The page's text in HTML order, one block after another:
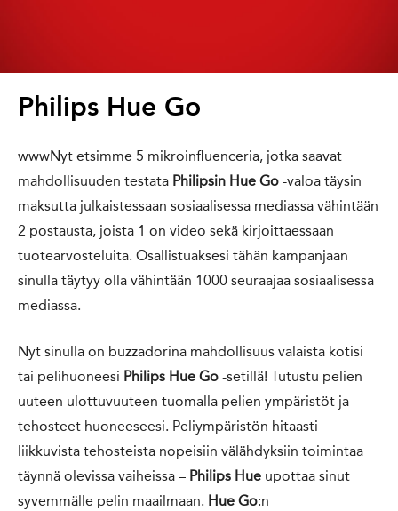
Philips Hue Go
wwwNyt etsimme 5 mikroinfluenceria, jotka saavat
mahdollisuuden testata Philipsin Hue Go -valoa täysin
maksutta julkaistessaan sosiaalisessa mediassa vähintään
2 postausta, joista 1 on video sekä kirjoittaessaan
tuotearvosteluita. Osallistuaksesi tähän kampanjaan
sinulla täytyy olla vähintään 1000 seuraajaa sosiaalisessa
mediassa.
Nyt sinulla on buzzadorina mahdollisuus valaista kotisi
tai pelihuoneesi Philips Hue Go -setillä! Tutustu pelien
uuteen ulottuvuuteen tuomalla pelien ympäristöt ja
tehosteet huoneeseesi. Peliympäristön hitaasti
liikkuvista tehosteista nopeisiin välähdyksiin toimintaa
täynnä olevissa vaiheissa – Philips Hue upottaa sinut
syvemmälle pelin maailmaan. Hue Go:n